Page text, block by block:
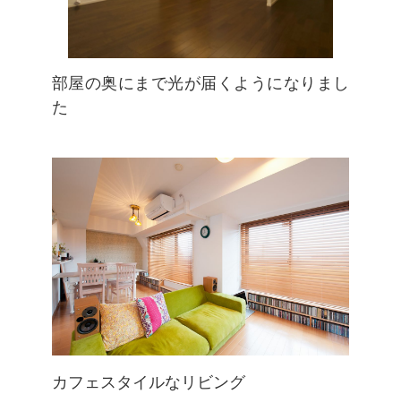
部屋の奥にまで光が届くようになりまし
た
カフェスタイルなリビング